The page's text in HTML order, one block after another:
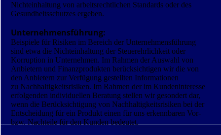
Nichteinhaltung von arbeitsrechtlichen Standards oder des
Gesundheitsschutzes ergeben.
Unternehmensführung:
Beispiele für Risiken im Bereich der Unternehmensführung
sind etwa die Nichteinhaltung der Steuerehrlichkeit oder
Korruption in Unternehmen. Im Rahmen der Auswahl von
Anbietern und Finanzprodukten berücksichtigen wir die von
den Anbietern zur Verfügung gestellten Informationen
zu Nachhaltigkeitsrisiken. Im Rahmen der im Kundeninteresse
erfolgenden individuellen Beratung stellen wir gesondert dar,
wenn die Berücksichtigung von Nachhaltigkeitsrisiken bei der
Entscheidung für ein Produkt einen für uns erkennbaren Vor-
bzw. Nachteile für den Kunden bedeutet.